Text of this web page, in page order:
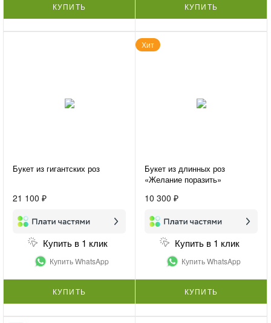
КУПИТЬ КУПИТЬ
Букет из гигантских роз
21 100 ₽
Купить в 1 клик
Купить WhatsApp
КУПИТЬ
Хит
Букет из длинных роз
«Желание поразить»
10 300 ₽
Купить в 1 клик
Купить WhatsApp
КУПИТЬ